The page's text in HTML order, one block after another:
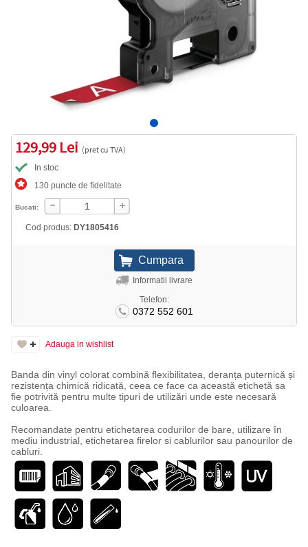
129,99 Lei (pret cu TVA)
In stoc
130 puncte de fidelitate
Bucati:
Cod produs: DY1805416
Informatii livrare
Telefon:
0372 552 601
Adauga in wishlist
Banda din vinyl colorat combină flexibilitatea, deranța puternică și
rezistența chimică ridicată, ceea ce face ca această etichetă sa
fie potrivită pentru multe tipuri de utilizări unde este necesară
culoarea.
Recomandate pentru etichetarea codurilor de bare, utilizare în
mediu industrial, etichetarea firelor si cablurilor sau panourilor de
cabluri.